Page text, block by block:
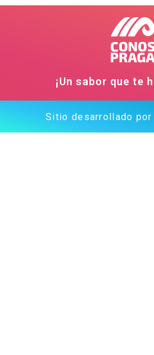
¡Un sabor que te
Sitio desarrollado por